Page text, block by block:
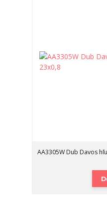
AA3305W Dub Davos